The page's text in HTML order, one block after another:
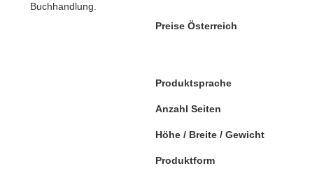
Buchhandlung.
Preise Österreich
Produktsprache
Anzahl Seiten
Höhe / Breite / Gewicht
Produktform